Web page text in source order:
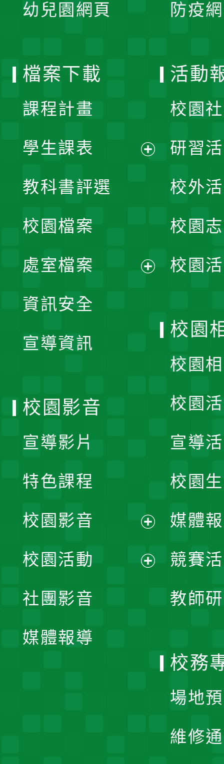
幼兒園網頁 防疫
檔案下載
課程計畫
學生課表
單
教科書評選
校園檔案
處室檔案
資訊安全
宣導資訊
活動
校園
研習
校外
校園
校園
校園
校園
校園
宣導
校園
媒體
競賽
教師
校園影音
宣導影片
特色課程
校園影音
開
校園活動
社團影音
媒體報導
校務
場地
維修